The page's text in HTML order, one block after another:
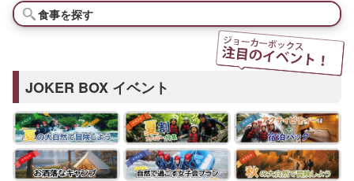
食事を探す
JOKER BOX イベント